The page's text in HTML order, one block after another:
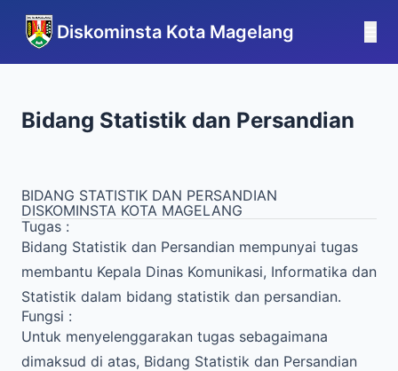
Diskominsta Kota Magelang
Bidang Statistik dan Persandian
BIDANG STATISTIK DAN PERSANDIAN
DISKOMINSTA KOTA MAGELANG
Tugas :
Bidang Statistik dan Persandian mempunyai tugas
membantu Kepala Dinas Komunikasi, Informatika dan
Statistik dalam bidang statistik dan persandian.
Fungsi :
Untuk menyelenggarakan tugas sebagaimana
dimaksud di atas, Bidang Statistik dan Persandian